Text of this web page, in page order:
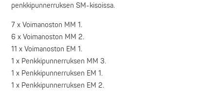
penkkipunnerruksen SM-kisoissa.
7 x Voimanoston MM 1.
6 x Voimanoston MM 2.
11 x Voimanoston EM 1.
1 x Penkkipunnerruksen MM 3.
1 x Penkkipunnerruksen EM 1.
1 x Penkkipunnerruksen EM 2.